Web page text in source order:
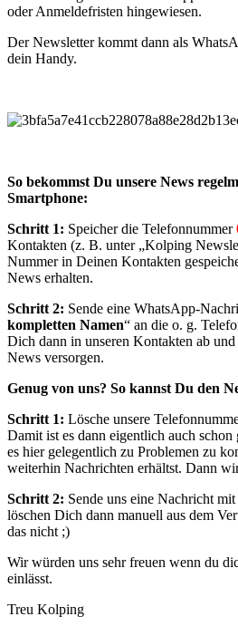
oder Anmeldefristen hingewiesen.
Der Newsletter kommt dann als
dein Handy.
So bekommst Du unsere News
Smartphone:
Schritt 1: Speicher die Telefonnummer
Kontakten (z. B. unter „Kolping
Nummer in Deinen Kontakten
News erhalten.
Schritt 2: Sende eine WhatsApp-
kompletten Namen“ an die o. g.
Dich dann in unseren Kontakten ab
News versorgen.
Genug von uns? So kannst Du den
Schritt 1: Lösche unsere
Damit ist es dann eigentlich auch
es hier gelegentlich zu Problemen zu
weiterhin Nachrichten erhältst. Dann
Schritt 2: Sende uns eine Nachricht
löschen Dich dann manuell aus dem
das nicht ;)
Wir würden uns sehr freuen wenn du
einlässt.
Treu Kolping